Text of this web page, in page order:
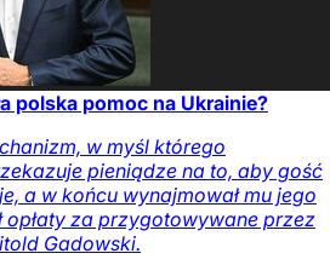
polska pomoc na Ukrainie?
w myśl którego
pieniądze na to, aby gość
a w końcu wynajmował mu jego
opłaty za przygotowywane przez
Gadowski.